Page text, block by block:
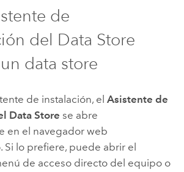
de
del Data Store
data store
de instalación, el Asistente de
Data Store se abre
en el navegador web
lo prefiere, puede abrir el
de acceso directo del equipo o